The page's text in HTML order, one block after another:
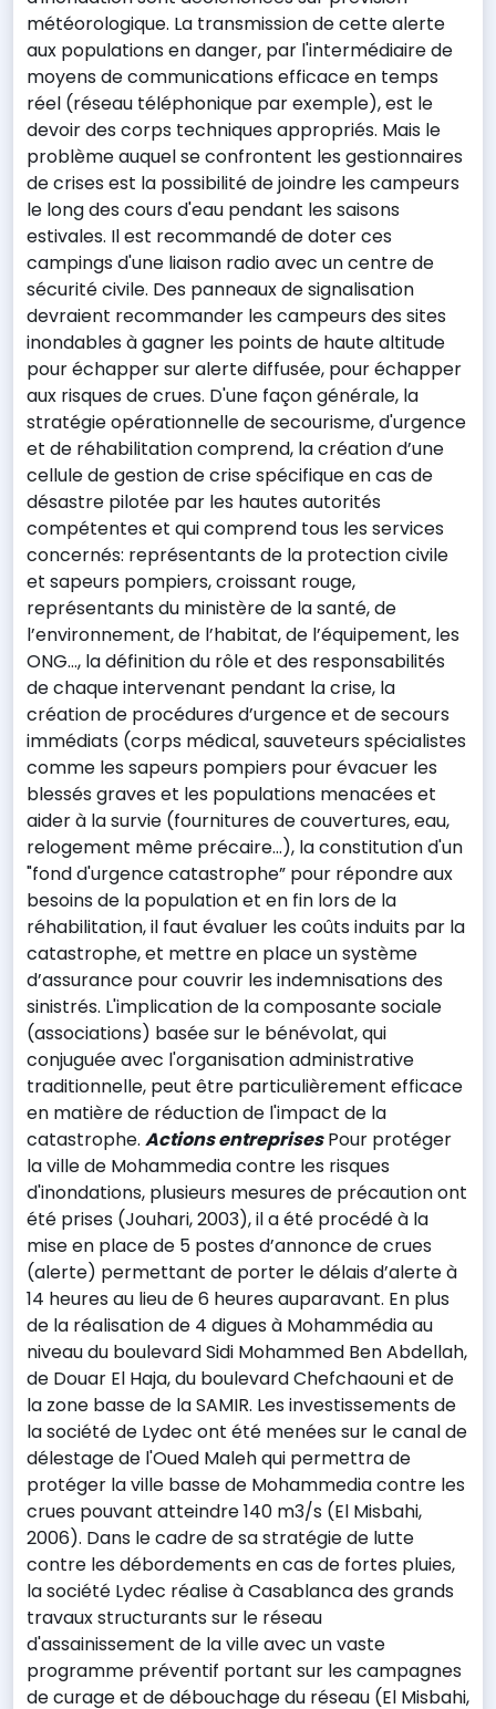
météorologique. La transmission de cette alerte
aux populations en danger, par l'intermédiaire de
moyens de communications efficace en temps
réel (réseau téléphonique par exemple), est le
devoir des corps techniques appropriés. Mais le
problème auquel se confrontent les gestionnaires
de crises est la possibilité de joindre les campeurs
le long des cours d'eau pendant les saisons
estivales. Il est recommandé de doter ces
campings d'une liaison radio avec un centre de
sécurité civile. Des panneaux de signalisation
devraient recommander les campeurs des sites
inondables à gagner les points de haute altitude
pour échapper sur alerte diffusée, pour échapper
aux risques de crues. D'une façon générale, la
stratégie opérationnelle de secourisme, d'urgence
et de réhabilitation comprend, la création d’une
cellule de gestion de crise spécifique en cas de
désastre pilotée par les hautes autorités
compétentes et qui comprend tous les services
concernés: représentants de la protection civile
et sapeurs pompiers, croissant rouge,
représentants du ministère de la santé, de
l’environnement, de l’habitat, de l’équipement, les
ONG..., la définition du rôle et des responsabilités
de chaque intervenant pendant la crise, la
création de procédures d’urgence et de secours
immédiats (corps médical, sauveteurs spécialistes
comme les sapeurs pompiers pour évacuer les
blessés graves et les populations menacées et
aider à la survie (fournitures de couvertures, eau,
relogement même précaire…), la constitution d'un
"fond d'urgence catastrophe” pour répondre aux
besoins de la population et en fin lors de la
réhabilitation, il faut évaluer les coûts induits par la
catastrophe, et mettre en place un système
d’assurance pour couvrir les indemnisations des
sinistrés. L'implication de la composante sociale
(associations) basée sur le bénévolat, qui
conjuguée avec l'organisation administrative
traditionnelle, peut être particulièrement efficace
en matière de réduction de l'impact de la
catastrophe. Actions entreprisesPour protéger
la ville de Mohammedia contre les risques
d'inondations, plusieurs mesures de précaution ont
été prises (Jouhari, 2003), il a été procédé à la
mise en place de 5 postes d’annonce de crues
(alerte) permettant de porter le délais d’alerte à
14 heures au lieu de 6 heures auparavant. En plus
de la réalisation de 4 digues à Mohammédia au
niveau du boulevard Sidi Mohammed Ben Abdellah,
de Douar El Haja, du boulevard Chefchaouni et de
la zone basse de la SAMIR. Les investissements de
la société de Lydec ont été menées sur le canal de
délestage de l'Oued Maleh qui permettra de
protéger la ville basse de Mohammedia contre les
crues pouvant atteindre 140 m3/s (El Misbahi,
2006). Dans le cadre de sa stratégie de lutte
contre les débordements en cas de fortes pluies,
la société Lydec réalise à Casablanca des grands
travaux structurants sur le réseau
d'assainissement de la ville avec un vaste
programme préventif portant sur les campagnes
de curage et de débouchage du réseau (El Misbahi,